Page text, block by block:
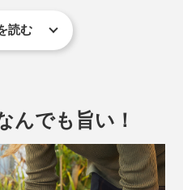
読む
んでも旨い！